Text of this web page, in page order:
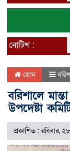
নোটিশ :
হোম
বরিশালে
উপদেষ্টা
প্রকাশিত : রবিবার,